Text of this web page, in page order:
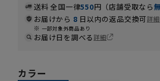
送料 全国一律550円（店舗受取なら
お届けから 8 日以内の返品交換可詳細
一部対象外商品あり
お届け日を調べる詳細
カラー